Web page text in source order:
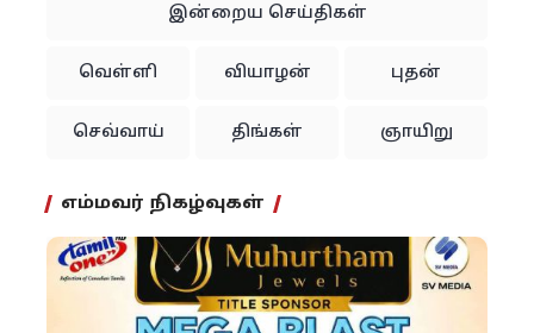
இன்றைய செய்திகள்
வெள்ளி வியாழன் புதன்
செவ்வாய் திங்கள் ஞாயிறு
எம்மவர் நிகழ்வுகள்